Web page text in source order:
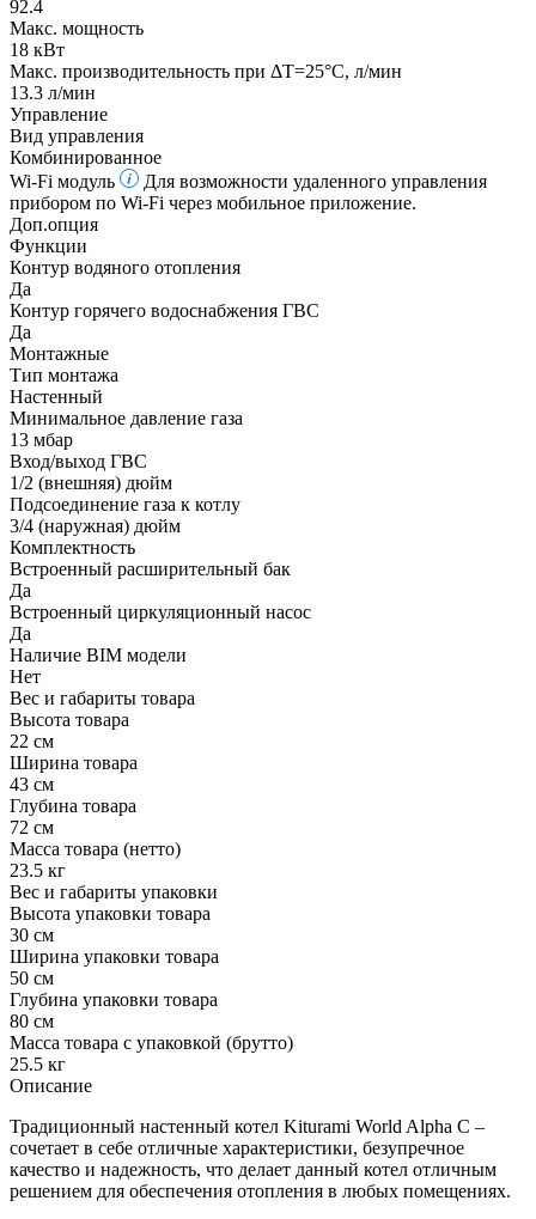
92.4
Макс. мощность
18 кВт
Макс. производительность при ΔТ=25°С, л/мин
13.3 л/мин
Управление
Вид управления
Комбинированное
Wi-Fi модуль
Для возможности удаленного управления
прибором по Wi-Fi через мобильное приложение.
Доп.опция
Функции
Контур водяного отопления
Да
Контур горячего водоснабжения ГВС
Да
Монтажные
Тип монтажа
Настенный
Минимальное давление газа
13 мбар
Вход/выход ГВС
1/2 (внешняя) дюйм
Подсоединение газа к котлу
3/4 (наружная) дюйм
Комплектность
Встроенный расширительный бак
Да
Встроенный циркуляционный насос
Да
Наличие BIM модели
Нет
Вес и габариты товара
Высота товара
22 см
Ширина товара
43 см
Глубина товара
72 см
Масса товара (нетто)
23.5 кг
Вес и габариты упаковки
Высота упаковки товара
30 см
Ширина упаковки товара
50 см
Глубина упаковки товара
80 см
Масса товара с упаковкой (брутто)
25.5 кг
Описание
Традиционный настенный котел Kiturami World Alpha C –
сочетает в себе отличные характеристики, безупречное
качество и надежность, что делает данный котел отличным
решением для обеспечения отопления в любых помещениях.